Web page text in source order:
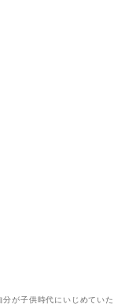
が子供時代にいじめていた